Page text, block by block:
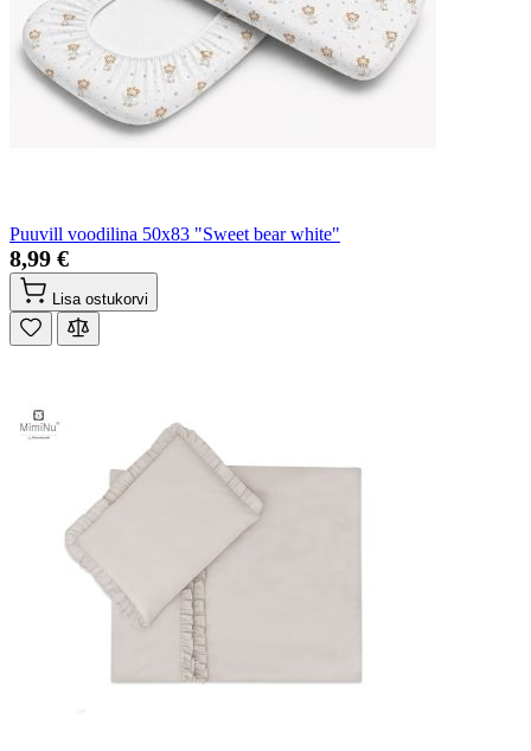
Puuvill voodilina 50x83 "Sweet bear white"
8,99 €
Lisa ostukorvi